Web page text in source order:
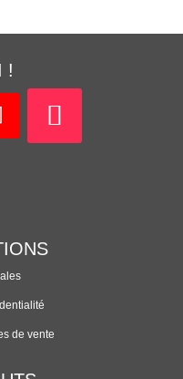
!
de vente